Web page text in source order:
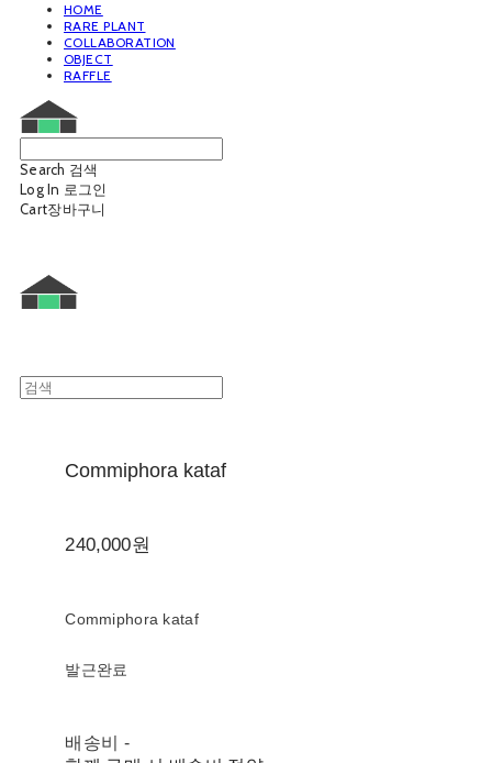
HOME
RARE PLANT
COLLABORATION
OBJECT
RAFFLE
Search 검색
Log In 로그인
Cart장바구니
Commiphora kataf
240,000원
Commiphora kataf
발근완료
배송비 -